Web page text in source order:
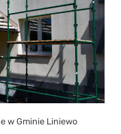
w Gminie Liniewo